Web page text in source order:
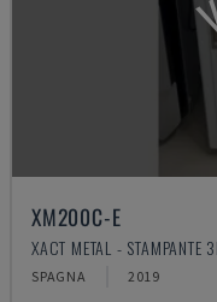
XM200C-E
XACT METAL - STAMPANTE
SPAGNA 2019